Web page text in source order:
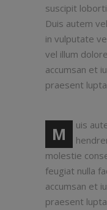
suscipit
Duis autem
in vulputate
vel illum
accumsan et
praesent
M
uis
molestie
feugiat nulla
accumsan et
praesent